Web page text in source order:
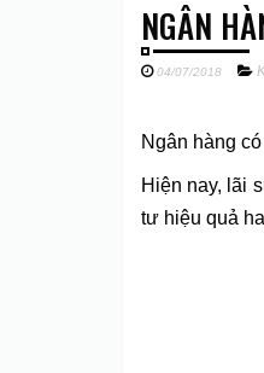
NGÂN
04/07/2018
Ngân hàng
Hiện nay, lãi
tư hiệu quả